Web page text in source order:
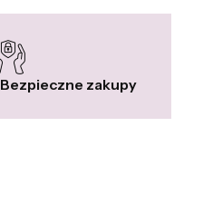
Bezpieczne zakupy